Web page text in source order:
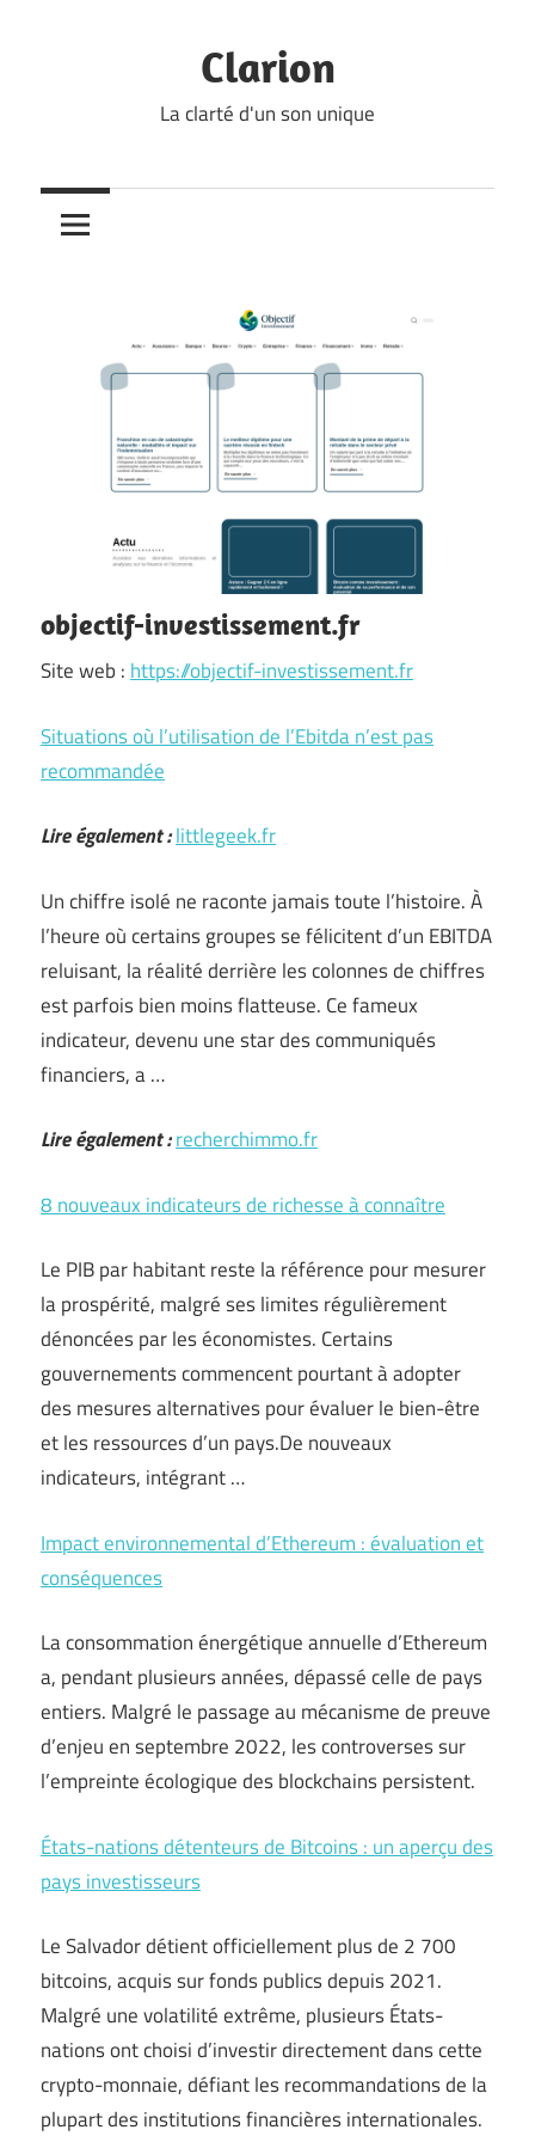
Clarion
La clarté d'un son unique
objectif-investissement.fr
Site web : https://objectif-investissement.fr
Situations où l’utilisation de l’Ebitda n’est pas
recommandée
Lire également :littlegeek.fr
Un chiffre isolé ne raconte jamais toute l’histoire. À
l’heure où certains groupes se félicitent d’un EBITDA
reluisant, la réalité derrière les colonnes de chiffres
est parfois bien moins flatteuse. Ce fameux
indicateur, devenu une star des communiqués
financiers, a …
Lire également :recherchimmo.fr
8 nouveaux indicateurs de richesse à connaître
Le PIB par habitant reste la référence pour mesurer
la prospérité, malgré ses limites régulièrement
dénoncées par les économistes. Certains
gouvernements commencent pourtant à adopter
des mesures alternatives pour évaluer le bien-être
et les ressources d’un pays.De nouveaux
indicateurs, intégrant …
Impact environnemental d’Ethereum : évaluation et
conséquences
La consommation énergétique annuelle d’Ethereum
a, pendant plusieurs années, dépassé celle de pays
entiers. Malgré le passage au mécanisme de preuve
d’enjeu en septembre 2022, les controverses sur
l’empreinte écologique des blockchains persistent.
États-nations détenteurs de Bitcoins : un aperçu des
pays investisseurs
Le Salvador détient officiellement plus de 2 700
bitcoins, acquis sur fonds publics depuis 2021.
Malgré une volatilité extrême, plusieurs États-
nations ont choisi d’investir directement dans cette
crypto-monnaie, défiant les recommandations de la
plupart des institutions financières internationales.